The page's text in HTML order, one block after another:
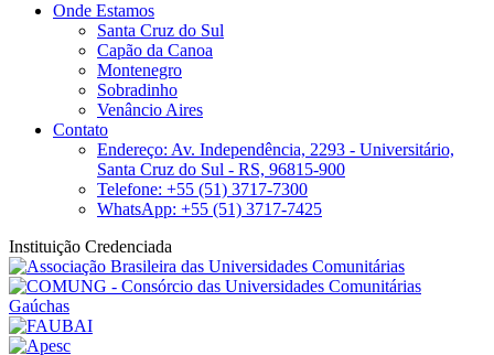
Onde Estamos
Santa Cruz do Sul
Capão da Canoa
Montenegro
Sobradinho
Venâncio Aires
Contato
Endereço: Av. Independência, 2293 - Universitário,
Santa Cruz do Sul - RS, 96815-900
Telefone: +55 (51) 3717-7300
WhatsApp: +55 (51) 3717-7425
Instituição Credenciada